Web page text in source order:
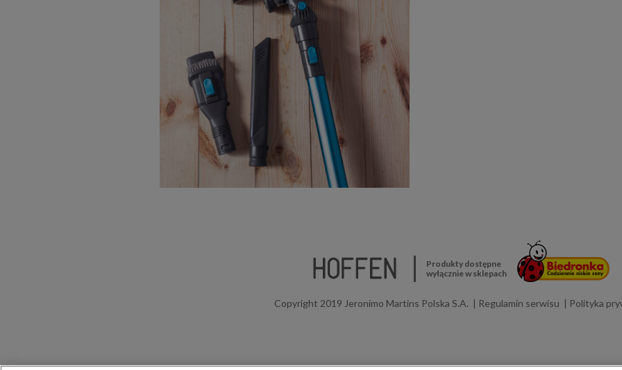
Produkty dostępne
wyłącznie w sklepach
Copyright 2019 Jeronimo Martins Polska S.A. Regulamin serwisu Polityka